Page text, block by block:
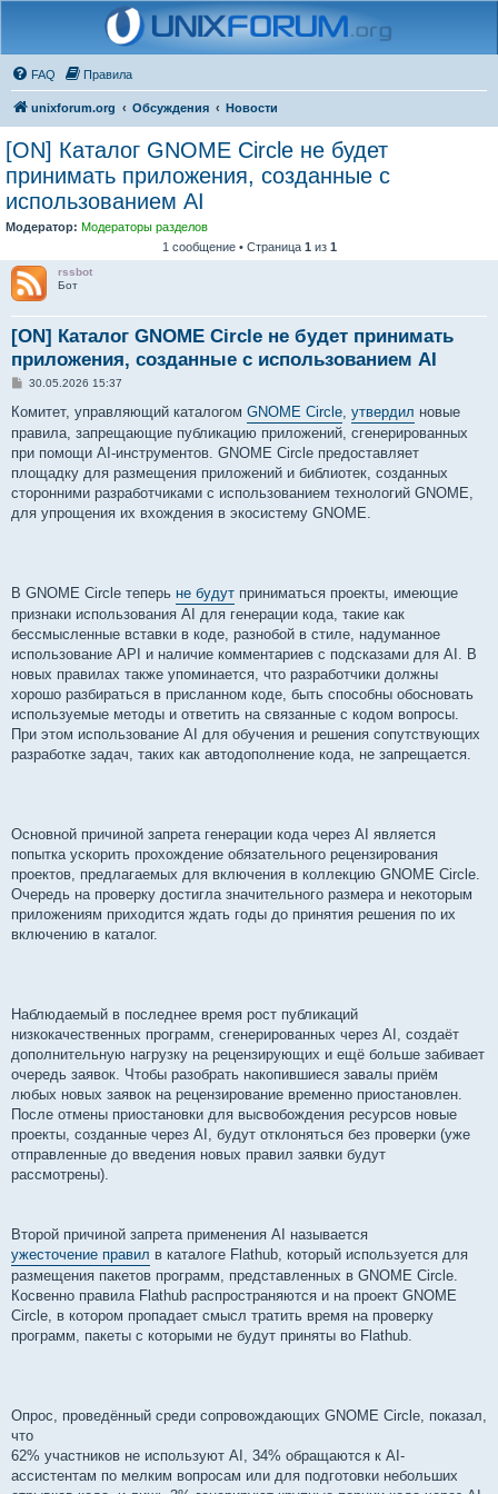
FAQ Правила
unixforum.org Обсуждения Новости
[ON] Каталог GNOME Circle не будет
принимать приложения, созданные с
использованием AI
Модератор: Модераторы разделов
1 сообщение • Страница 1 из 1
rssbot
Бот
[ON] Каталог GNOME Circle не будет принимать
приложения, созданные с использованием AI
С
о
щ
е
и
е
30.05.2026 15:37
Комитет, управляющий каталогом GNOME Circle, утвердил новые
правила, запрещающие публикацию приложений, сгенерированных
при помощи AI-инструментов. GNOME Circle предоставляет
площадку для размещения приложений и библиотек, созданных
сторонними разработчиками с использованием технологий GNOME,
для упрощения их вхождения в экосистему GNOME.
В GNOME Circle теперь не будут приниматься проекты, имеющие
признаки использования AI для генерации кода, такие как
бессмысленные вставки в коде, разнобой в стиле, надуманное
использование API и наличие комментариев с подсказами для AI. В
новых правилах также упоминается, что разработчики должны
хорошо разбираться в присланном коде, быть способны обосновать
используемые методы и ответить на связанные с кодом вопросы.
При этом использование AI для обучения и решения сопутствующих
разработке задач, таких как автодополнение кода, не запрещается.
Основной причиной запрета генерации кода через AI является
попытка ускорить прохождение обязательного рецензирования
проектов, предлагаемых для включения в коллекцию GNOME Circle.
Очередь на проверку достигла значительного размера и некоторым
приложениям приходится ждать годы до принятия решения по их
включению в каталог.
Наблюдаемый в последнее время рост публикаций
низкокачественных программ, сгенерированных через AI, создаёт
дополнительную нагрузку на рецензирующих и ещё больше забивает
очередь заявок. Чтобы разобрать накопившиеся завалы приём
любых новых заявок на рецензирование временно приостановлен.
После отмены приостановки для высвобождения ресурсов новые
проекты, созданные через AI, будут отклоняться без проверки (уже
отправленные до введения новых правил заявки будут
рассмотрены).
Второй причиной запрета применения AI называется
ужесточение правил в каталоге Flathub, который используется для
размещения пакетов программ, представленных в GNOME Circle.
Косвенно правила Flathub распространяются и на проект GNOME
Circle, в котором пропадает смысл тратить время на проверку
программ, пакеты с которыми не будут приняты во Flathub.
Опрос, проведённый среди сопровождающих GNOME Circle, показал,
что
62% участников не используют AI, 34% обращаются к AI-
ассистентам по мелким вопросам или для подготовки небольших